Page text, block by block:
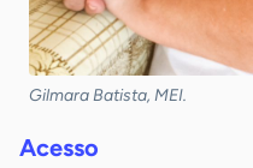
Gilmara Batista, MEI.
Acesso